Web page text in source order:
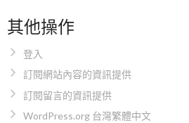
其他操作
登入
訂閱網站內容的資訊提供
訂閱留言的資訊提供
WordPress.org 台灣繁體中文